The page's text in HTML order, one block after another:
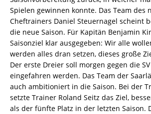
Spielen gewinnen konnte. Das Team des
Cheftrainers Daniel Steuernagel scheint
die neue Saison. Für Kapitän Benjamin
Saisonziel klar ausgegeben: Wir alle
werden alles dran setzen, dieses große
Der erste Dreier soll morgen gegen die
eingefahren werden. Das Team der
auch ambitioniert in die Saison. Bei der
setzte Trainer Roland Seitz das Ziel,
als der fünfte Platz in der letzten Saison.